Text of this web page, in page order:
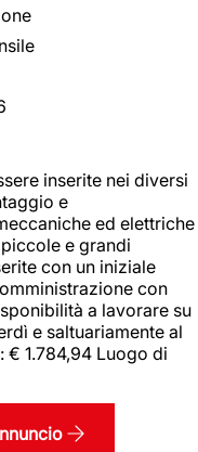
inserite nei diversi
e
ed elettriche
e grandi
con un iniziale
con
a lavorare su
e saltuariamente al
€ 1.784,94 Luogo di